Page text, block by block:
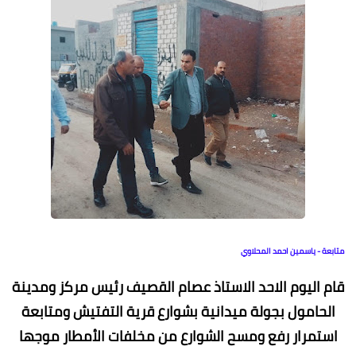
متابعة - ياسمين احمد المحلاوي
قام اليوم الاحد الاستاذ عصام القصيف رئيس مركز ومدينة
الحامول بجولة ميدانية بشوارع قرية التفتيش ومتابعة
استمرار رفع ومسح الشوارع من مخلفات الأمطار موجها